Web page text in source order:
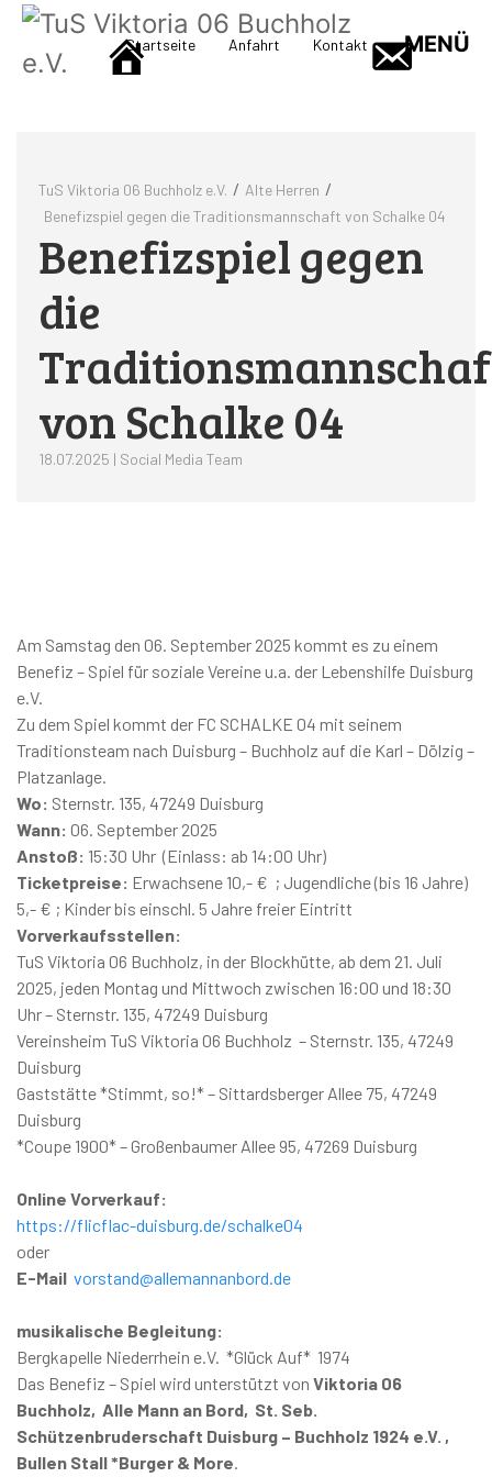
Startseite Anfahrt Kontakt MENÜ
TuS Viktoria 06 Buchholz e.V. / Alte Herren /
Benefizspiel gegen die Traditionsmannschaft von Schalke 04
Benefizspiel gegen
die
von Schalke 04
18.07.2025 | Social Media Team
Am Samstag den 06. September 2025 kommt es zu einem
Benefiz – Spiel für soziale Vereine u.a. der Lebenshilfe Duisburg
e.V.
Zu dem Spiel kommt der FC SCHALKE 04 mit seinem
Traditionsteam nach Duisburg – Buchholz auf die Karl – Dölzig –
Platzanlage.
Wo: Sternstr. 135, 47249 Duisburg
Wann: 06. September 2025
Anstoß: 15:30 Uhr (Einlass: ab 14:00 Uhr)
Ticketpreise: Erwachsene 10,- € ; Jugendliche (bis 16 Jahre)
5,- € ; Kinder bis einschl. 5 Jahre freier Eintritt
Vorverkaufsstellen:
TuS Viktoria 06 Buchholz, in der Blockhütte, ab dem 21. Juli
2025, jeden Montag und Mittwoch zwischen 16:00 und 18:30
Uhr – Sternstr. 135, 47249 Duisburg
Vereinsheim TuS Viktoria 06 Buchholz – Sternstr. 135, 47249
Duisburg
Gaststätte *Stimmt, so!* – Sittardsberger Allee 75, 47249
Duisburg
*Coupe 1900* – Großenbaumer Allee 95, 47269 Duisburg
Online Vorverkauf:
https://flicflac-duisburg.de/schalke04
oder
E-Mail vorstand@allemannanbord.de
musikalische Begleitung:
Bergkapelle Niederrhein e.V. *Glück Auf* 1974
Das Benefiz – Spiel wird unterstützt von Viktoria 06
Buchholz, Alle Mann an Bord, St. Seb.
Schützenbruderschaft Duisburg – Buchholz 1924 e.V. ,
Bullen Stall *Burger & More.